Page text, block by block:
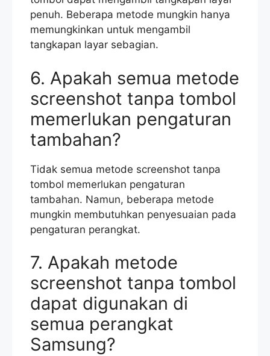
penuh. Beberapa metode mungkin hanya
memungkinkan untuk mengambil
tangkapan layar sebagian.
6. Apakah semua metode
screenshot tanpa tombol
memerlukan pengaturan
tambahan?
Tidak semua metode screenshot tanpa
tombol memerlukan pengaturan
tambahan. Namun, beberapa metode
mungkin membutuhkan penyesuaian pada
pengaturan perangkat.
7. Apakah metode
screenshot tanpa tombol
dapat digunakan di
semua perangkat
Samsung?